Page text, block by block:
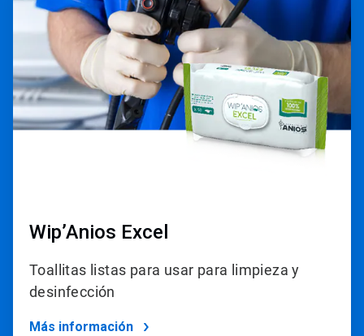
Wip’Anios Excel
Toallitas listas para usar para limpieza y
desinfección
Más información